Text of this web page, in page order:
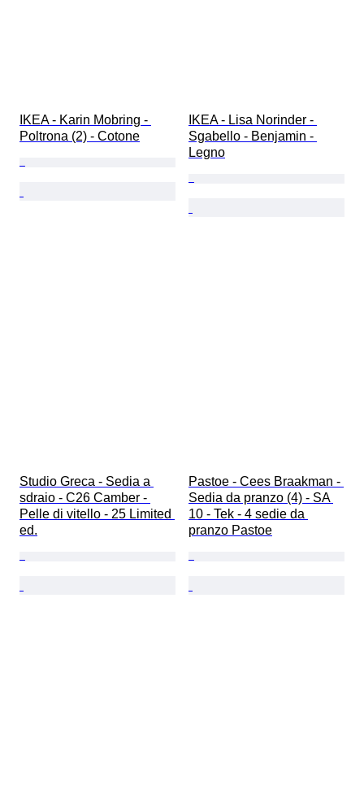
IKEA - Karin Mobring -
Poltrona (2) - Cotone
IKEA - Lisa Norinder -
Sgabello - Benjamin -
Legno
Studio Greca - Sedia a
sdraio - C26 Camber -
Pelle di vitello - 25 Limited
ed.
Pastoe - Cees Braakman -
Sedia da pranzo (4) - SA
10 - Tek - 4 sedie da
pranzo Pastoe